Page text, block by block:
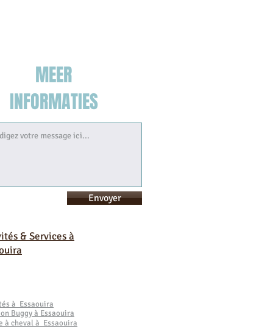
MEER
INFORMATIES
Envoyer
& Services à
à Essaouira
Buggy à Essaouira
à cheval à Essaouira